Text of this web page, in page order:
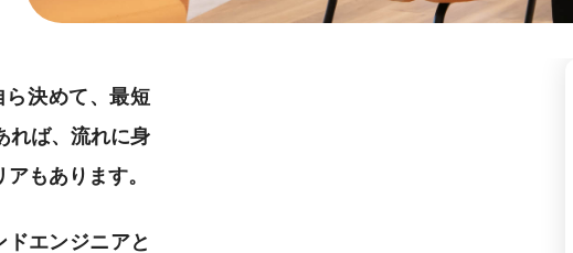
決めて、最短
れば、流れに身
もあります。
エンジニアと